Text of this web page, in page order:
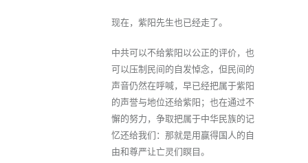
现在，紫阳先生也已经走了。
中共可以不给紫阳以公正的评价，也
可以压制民间的自发悼念，但民间的
声音仍然在呼喊，早已经把属于紫阳
的声誉与地位还给紫阳；也在通过不
懈的努力，争取把属于中华民族的记
忆还给我们：那就是用赢得国人的自
由和尊严让亡灵们瞑目。